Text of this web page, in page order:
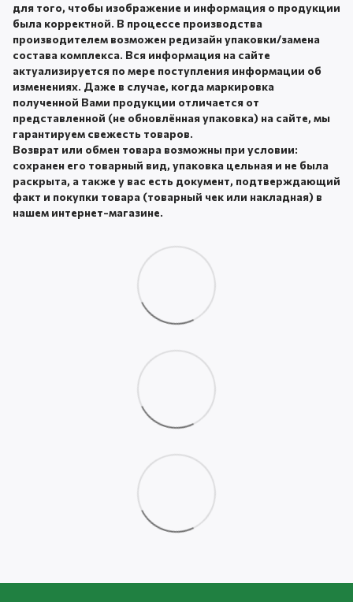
для того, чтобы изображение и информация о продукции
была корректной. В процессе производства
производителем возможен редизайн упаковки/замена
состава комплекса. Вся информация на сайте
актуализируется по мере поступления информации об
изменениях. Даже в случае, когда маркировка
полученной Вами продукции отличается от
представленной (не обновлённая упаковка) на сайте, мы
гарантируем свежесть товаров.
Возврат или обмен товара возможны при условии:
сохранен его товарный вид, упаковка цельная и не была
раскрыта, а также у вас есть документ, подтверждающий
факт и покупки товара (товарный чек или накладная) в
нашем интернет-магазине.